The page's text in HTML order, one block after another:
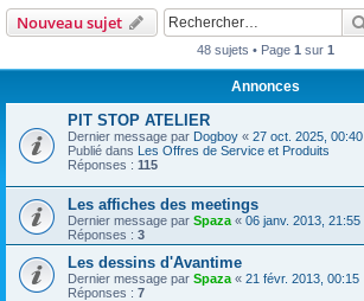
Nouveau sujet
48 sujets • Page 1 sur 1
Annonces
PIT STOP ATELIER
Dernier message par Dogboy « 27 oct. 2025, 00:40
Publié dans Les Offres de Service et Produits
Réponses : 115
Les affiches des meetings
Dernier message par Spaza « 06 janv. 2013, 21:55
Réponses : 3
Les dessins d'Avantime
Dernier message par Spaza « 21 févr. 2013, 00:15
Réponses : 7